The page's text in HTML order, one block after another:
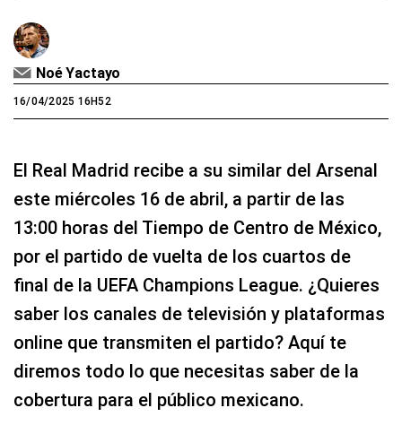
Noé Yactayo
16/04/2025 16H52
El Real Madrid recibe a su similar del Arsenal
este miércoles 16 de abril, a partir de las
13:00 horas del Tiempo de Centro de México,
por el partido de vuelta de los cuartos de
final de la UEFA Champions League. ¿Quieres
saber los canales de televisión y plataformas
online que transmiten el partido? Aquí te
diremos todo lo que necesitas saber de la
cobertura para el público mexicano.